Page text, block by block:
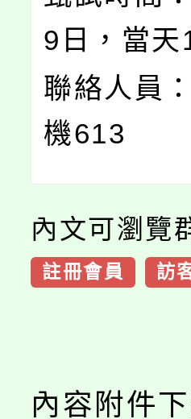
9日，當天
聯絡人員
機613
內文可瀏覽
註冊會員 訪
內容附件